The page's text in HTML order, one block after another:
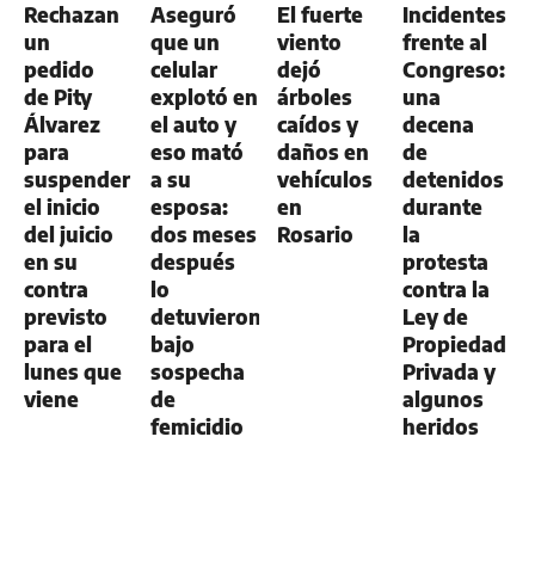
Rechazan
un
pedido
de Pity
Álvarez
para
suspender
el inicio
del juicio
en su
contra
previsto
para el
lunes que
viene
Aseguró
que un
celular
explotó en
el auto y
eso mató
a su
esposa:
dos meses
después
lo
detuvieron
bajo
sospecha
de
femicidio
El fuerte
viento
dejó
árboles
caídos y
daños en
vehículos
en
Rosario
Incidentes
frente al
Congreso:
una
decena
de
detenidos
durante
la
protesta
contra la
Ley de
Propiedad
Privada y
algunos
heridos